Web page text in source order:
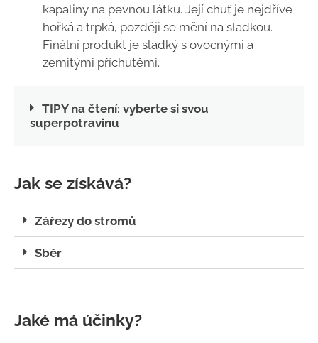
kapaliny na pevnou látku. Její chuť je nejdříve
hořká a trpká, později se mění na sladkou.
Finální produkt je sladký s ovocnými a
zemitými příchutěmi.
TIPY na čtení: vyberte si svou
superpotravinu
Jak se získává?
Zářezy do stromů
Sběr
Jaké má účinky?